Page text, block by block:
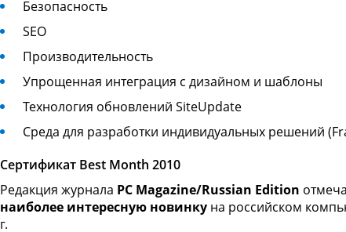
Безопасность
SEO
Производительность
Упрощенная интеграция с дизайном и шаблоны
Технология обновлений SiteUpdate
Среда для разработки индивидуальных решений
Сертификат Best Month 2010
Редакция журнала PC Magazine/Russian Edition
наиболее интересную новинку на российском
г.